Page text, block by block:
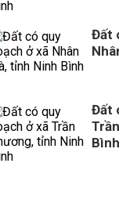
Đất
Đất
Bình